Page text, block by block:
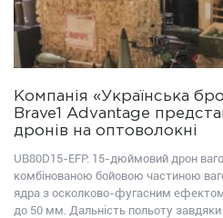
Компанія «Українська
Brave1 Advantage
дронів на оптоволокні
UB80D15-EFP: 15-дюймовий дрон
комбінованою бойовою частиною
ядра з осколково-фугасним
до 50 мм. Дальність польоту